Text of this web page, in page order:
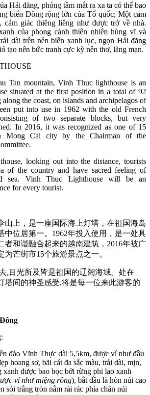
Hải đăng, phóng tầm mắt ra xa ta có thể bao
biển Đông rộng lớn của Tổ quốc; Một cảm
cảm giác thiêng liêng như được trở về nhà.
của phong cảnh thiên nhiên hùng vĩ và
dài trên nền biển xanh lục, ngọn Hải đăng
tạo nên bức tranh cực kỳ nên thơ, lãng mạn.
Tan mountain, Vinh Thuc lighthouse is an
situated at the first position in a total of 92
the coast, on islands and archipelagos of
put into use in 1962 with the old French
of two separate blocks, but very
In 2016, it was recognized as one of 15
Mong Cai city by the Chairman of the
looking out into the distance, tourists
of the country and have sacred feeling of
sea. Vinh Thuc Lighthouse will be an
for every tourist.
山上，是一座国际海上灯塔，在祖国海岛
中位居第一。1962年投入使用，是一处具
者和谐融合起来的越南建筑，2016年被广
芒街市15个旅游景点之一。
,目光所及皆是祖国的辽阔海域。处在
塔间的神圣感受,将是每一位来此游客的
đảo Vĩnh Thực dài 5,5km, được ví như đầu
hoang sơ, bãi cát đa sắc màu, trải dài, mịn,
xanh được bao bọc bởi rừng phi lao xanh
ví như miệng rồng), bắt đầu là hòn núi cao
sỏi trắng tròn nằm rải rác phía chân núi